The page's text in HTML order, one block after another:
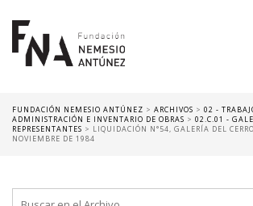
FUNDACIÓN NEMESIO ANTÚNEZ > ARCHIVOS > 02 -
ADMINISTRACIÓN E INVENTARIO DE OBRAS > 02.C.01 -
REPRESENTANTES > LIQUIDACIÓN N°54, GALERÍA DEL
NOVIEMBRE DE 1984